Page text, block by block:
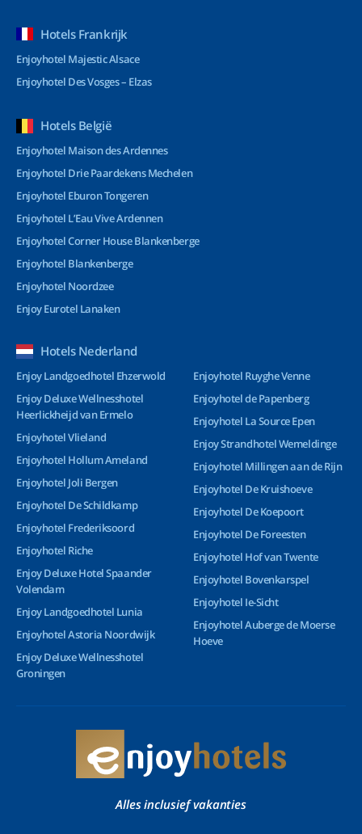
Hotels Frankrijk
Enjoyhotel Majestic Alsace
Enjoyhotel Des Vosges – Elzas
Hotels België
Enjoyhotel Maison des Ardennes
Enjoyhotel Drie Paardekens Mechelen
Enjoyhotel Eburon Tongeren
Enjoyhotel L’Eau Vive Ardennen
Enjoyhotel Corner House Blankenberge
Enjoyhotel Blankenberge
Enjoyhotel Noordzee
Enjoy Eurotel Lanaken
Hotels Nederland
Enjoy Landgoedhotel Ehzerwold
Enjoy Deluxe Wellnesshotel
Heerlickheijd van Ermelo
Enjoyhotel Vlieland
Enjoyhotel Hollum Ameland
Enjoyhotel Joli Bergen
Enjoyhotel De Schildkamp
Enjoyhotel Frederiksoord
Enjoyhotel Riche
Enjoy Deluxe Hotel Spaander
Volendam
Enjoy Landgoedhotel Lunia
Enjoyhotel Astoria Noordwijk
Enjoy Deluxe Wellnesshotel
Groningen
Enjoyhotel Ruyghe Venne
Enjoyhotel de Papenberg
Enjoyhotel La Source Epen
Enjoy Strandhotel Wemeldinge
Enjoyhotel Millingen aan de Rijn
Enjoyhotel De Kruishoeve
Enjoyhotel De Koepoort
Enjoyhotel De Foreesten
Enjoyhotel Hof van Twente
Enjoyhotel Bovenkarspel
Enjoyhotel Ie-Sicht
Enjoyhotel Auberge de Moerse
Hoeve
Alles inclusief vakanties